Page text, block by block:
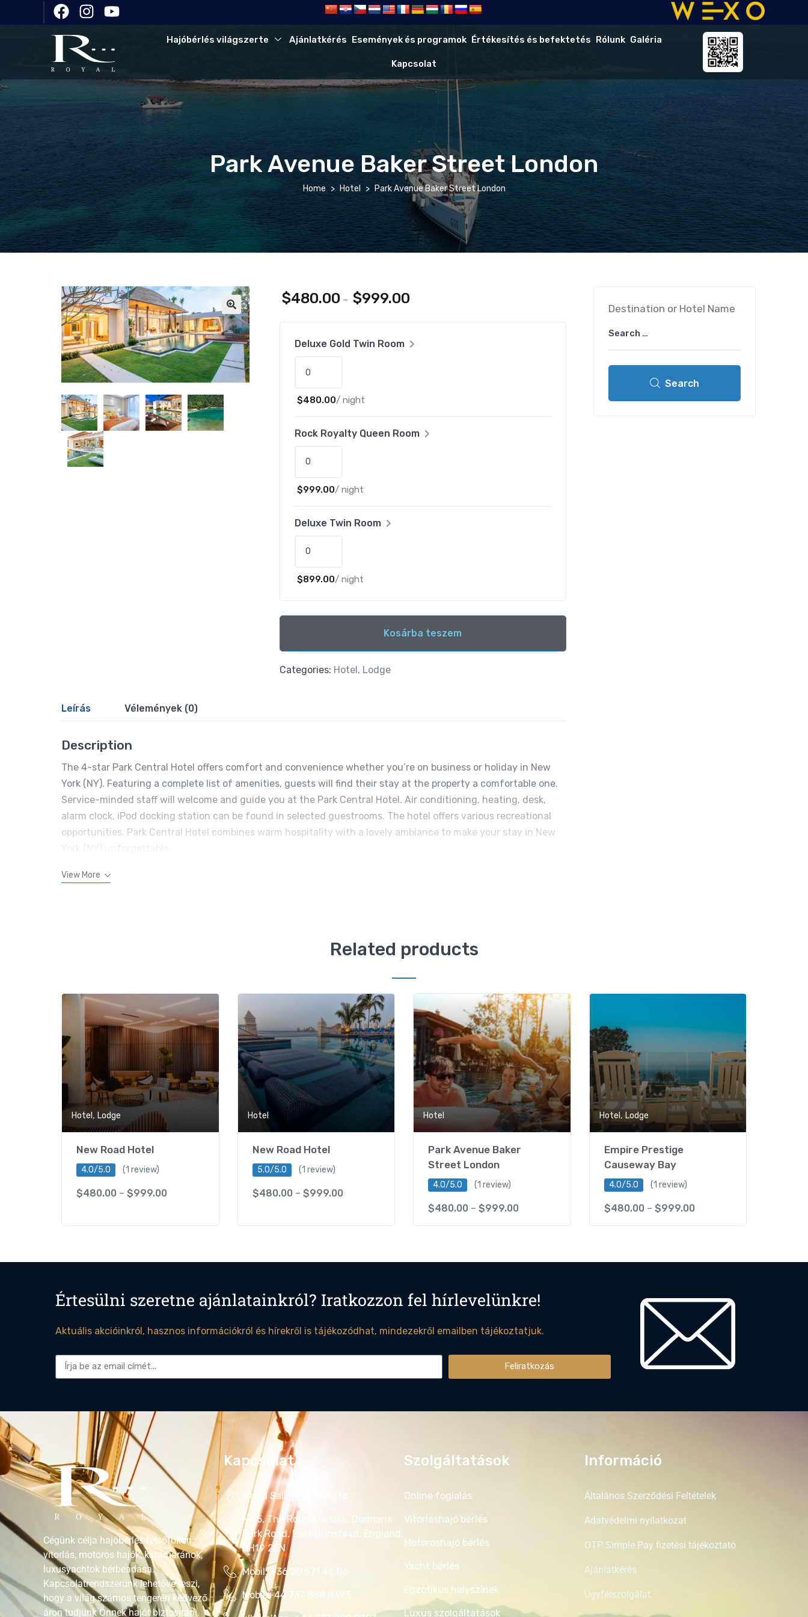
Hajóbérlés világszerte Ajánlatkérés Események és programok Értékesítés és befektetés Rólunk Galéria
Kapcsolat
Park Avenue Baker Street London
Home Hotel Park Avenue Baker Street London
$480.00 – $999.00
Deluxe Gold Twin Room
$480.00/ night
Rock Royalty Queen Room
$999.00/ night
Deluxe Twin Room
$899.00/ night
Kosárba teszem
Categories: Hotel, Lodge
Leírás Vélemények (0)
Description
The 4-star Park Central Hotel offers comfort and convenience whether you’re on business or holiday in New
York (NY). Featuring a complete list of amenities, guests will find their stay at the property a comfortable one.
Service-minded staff will welcome and guide you at the Park Central Hotel. Air conditioning, heating, desk,
alarm clock, iPod docking station can be found in selected guestrooms. The hotel offers various recreational
opportunities. Park Central Hotel combines warm hospitality with a lovely ambiance to make your stay in New
View More
Destination or Hotel Name
Search
Related products
Hotel , Lodge
New Road Hotel
4.0/5.0 (1 review)
$480.00 – $999.00
Hotel
New Road Hotel
5.0/5.0 (1 review)
$480.00– $999.00
Hotel
Park Avenue Baker
Street London
4.0/5.0 (1 review)
$480.00 – $999.00
Hotel, Lodge
Empire Prestige
Causeway Bay
4.0/5.0 (1 review)
$480.00– $999.00
Értesülni szeretne ajánlatainkról? Iratkozzon fel hírlevelünkre!
Aktuális akcióinkról, hasznos információkról és hírekről is tájékozódhat, mindezekről emailben tájékoztatjuk.
Feliratkozás
Cégünk célja hajóbérlés felsőfokon:
vitorlás, motoros hajók, katamaránok,
luxusyachtok bérbeadása.
Kapcsolatrendszerünk lehetővé teszi,
hogy a világ számos tengerén kedvező
áron tudjunk Önnek hajót biztosítani.
Kapcsolat
World Sailing Travel Ltd.
No 5, The Round House, Dormans
Park Road, East Grinstead, England,
RH19 2EN
Mobil: +36 20 571 46 06‬
Mobil:+44 737 888 0393‬
Szolgáltatások
Online foglalás
Vitorláshajó bérlés
Motoroshajó bérlés
Yacht bérlés
Egzotikus helyszínek
Luxus szolgáltatások
Információ
Általános Szerződési Feltételek
Adatvédelmi nyilatkozat
OTP Simple Pay fizetési tájékoztató
Ajánlatkérés
Ügyfélszolgálat